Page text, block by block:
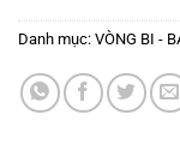
Danh mục: VÒNG BI -